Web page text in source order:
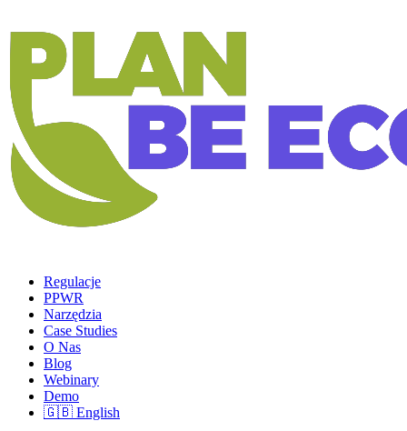
Regulacje
PPWR
Narzędzia
Case Studies
O Nas
Blog
Webinary
Demo
🇬🇧 English